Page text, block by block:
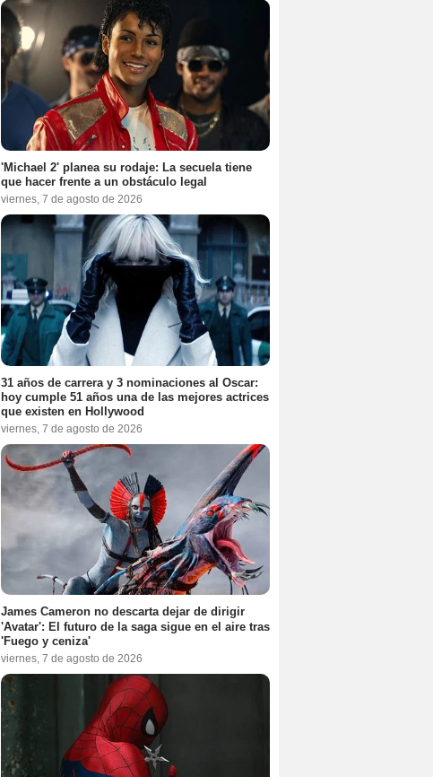
'Michael 2' planea su rodaje: La secuela tiene
que hacer frente a un obstáculo legal
viernes, 7 de agosto de 2026
31 años de carrera y 3 nominaciones al Oscar:
hoy cumple 51 años una de las mejores actrices
que existen en Hollywood
viernes, 7 de agosto de 2026
James Cameron no descarta dejar de dirigir
'Avatar': El futuro de la saga sigue en el aire tras
'Fuego y ceniza'
viernes, 7 de agosto de 2026